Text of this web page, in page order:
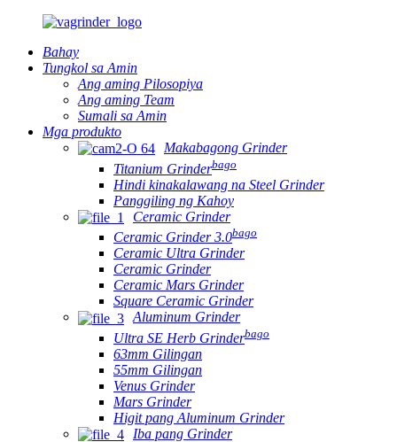
Bahay
Tungkol sa Amin
Ang aming Pilosopiya
Ang aming Team
Sumali sa Amin
Mga produkto
Makabagong Grinder
Titanium Grinderbago
Hindi kinakalawang na Steel Grinder
Panggiling ng Kahoy
Ceramic Grinder
Ceramic Grinder 3.0bago
Ceramic Ultra Grinder
Ceramic Grinder
Ceramic Mars Grinder
Square Ceramic Grinder
Aluminum Grinder
Ultra SE Herb Grinderbago
63mm Gilingan
55mm Gilingan
Venus Grinder
Mars Grinder
Higit pang Aluminum Grinder
Iba pang Grinder